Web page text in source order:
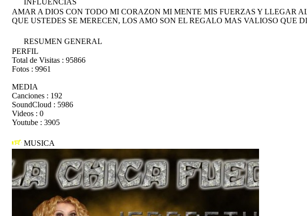
INFLUENCIAS
AMAR A DIOS CON TODO MI CORAZON MI MENTE MIS FUERZAS Y LLEGAR
QUE USTEDES SE MERECEN, LOS AMO SON EL REGALO MAS VALIOSO QUE
RESUMEN GENERAL
PERFIL
Total de Visitas : 95866
Fotos : 9961
MEDIA
Canciones : 192
SoundCloud : 5986
Videos : 0
Youtube : 3905
MUSICA